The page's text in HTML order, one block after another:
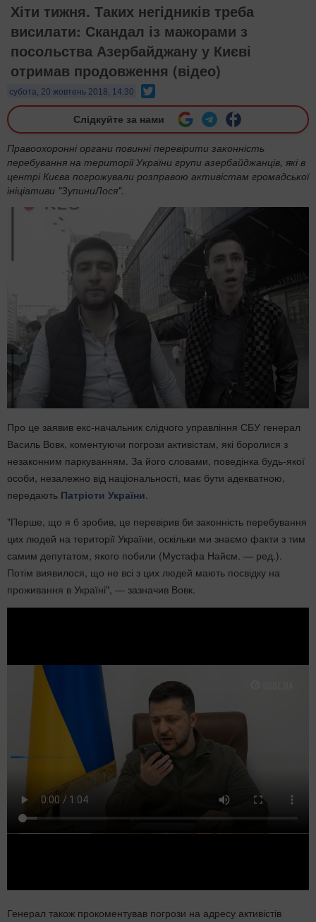
Хіти тижня. Таких негідників треба
висилати: Скандал із мажорами з
посольства Азербайджану у Києві
отримав продовження (відео)
субота, 20 жовтень 2018, 14:30
Слідкуйте за нами
Правоохоронні органи повинні перевірити законність
перебування на території України групи азербайджанців, які в
центрі Києва погрожували розправою активістам громадської
ініціативи "ЗупиниЛося".
Про це заявив екс-начальник слідчого управління СБУ генерал
Василь Вовк, коментуючи погрози активістам, які боролися з
незаконним паркуванням. За його словами, поведінка будь-якої
особи, незалежно від національності, має бути адекватною,
передають Патріоти України.
"Перше, що я б зробив, це перевірив би законність перебування
цих людей на території України, оскільки ми знаємо факти з тим
самим депутатом, якого побили (Мустафа Найєм. — ред.).
Потім виявилося, що не всі з цих людей мають посвідку на
проживання в Україні", — зазначив Вовк.
Генерал також прокоментував погрози на адресу активістів